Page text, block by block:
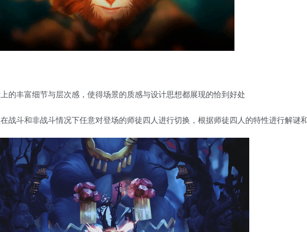
的丰富细节与层次感，使得场景的质感与设计思想都展现的恰到好处
战斗和非战斗情况下任意对登场的师徒四人进行切换，根据师徒四人的特性进行解谜